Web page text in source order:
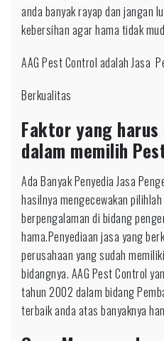
anda banyak rayap dan jangan
kebersihan agar hama tidak
AAG Pest Control adalah Jasa
Berkualitas
Faktor yang
dalam memilih
Ada Banyak Penyedia Jasa
hasilnya mengecewakan
berpengalaman di bidang
hama.Penyediaan jasa yang
perusahaan yang sudah
bidangnya. AAG Pest Control
tahun 2002 dalam bidang
terbaik anda atas banyaknya